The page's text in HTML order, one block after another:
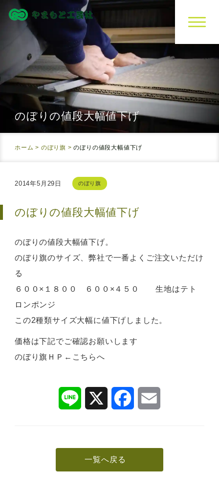
のぼりの値段大幅値下げ
ホーム > のぼり旗 >のぼりの値段大幅値下げ
2014年5月29日 のぼり旗
のぼりの値段大幅値下げ
のぼりの値段大幅値下げ。
のぼり旗のサイズ、弊社で一番よくご注文いただけ
る
６００×１８００ ６００×４５０ 生地はテト
ロンポンジ
この2種類サイズ大幅に値下げしました。
価格は下記でご確認お願いします
のぼり旗ＨＰ←こちらへ
L
n
X
F
c
一覧へ戻る